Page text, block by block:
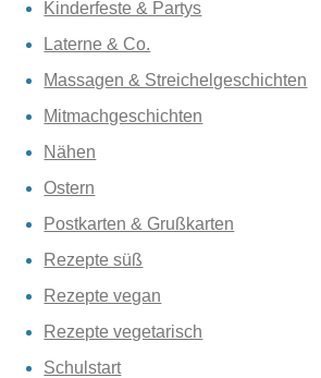
Kinderfeste & Partys
Laterne & Co.
Massagen & Streichelgeschichten
Mitmachgeschichten
Nähen
Ostern
Postkarten & Grußkarten
Rezepte süß
Rezepte vegan
Rezepte vegetarisch
Schulstart